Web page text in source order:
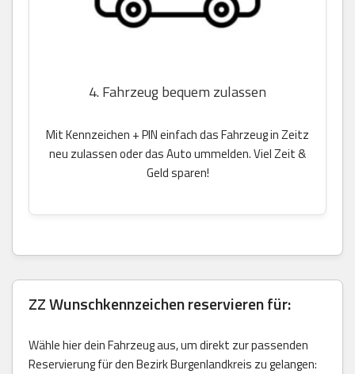
4. Fahrzeug bequem zulassen
Mit Kennzeichen + PIN einfach das Fahrzeug in Zeitz
neu zulassen oder das Auto ummelden. Viel Zeit &
Geld sparen!
ZZ Wunschkennzeichen reservieren für:
Wähle hier dein Fahrzeug aus, um direkt zur passenden
Reservierung für den Bezirk Burgenlandkreis zu gelangen: